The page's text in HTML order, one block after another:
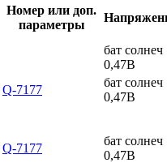
Номер или доп.
параметры
бат солнеч
0,47В
Q-7177
бат солнеч
0,47В
Q-7177
бат солнеч
0,47В